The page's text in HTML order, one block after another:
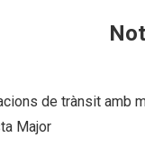
de trànsit amb
Major